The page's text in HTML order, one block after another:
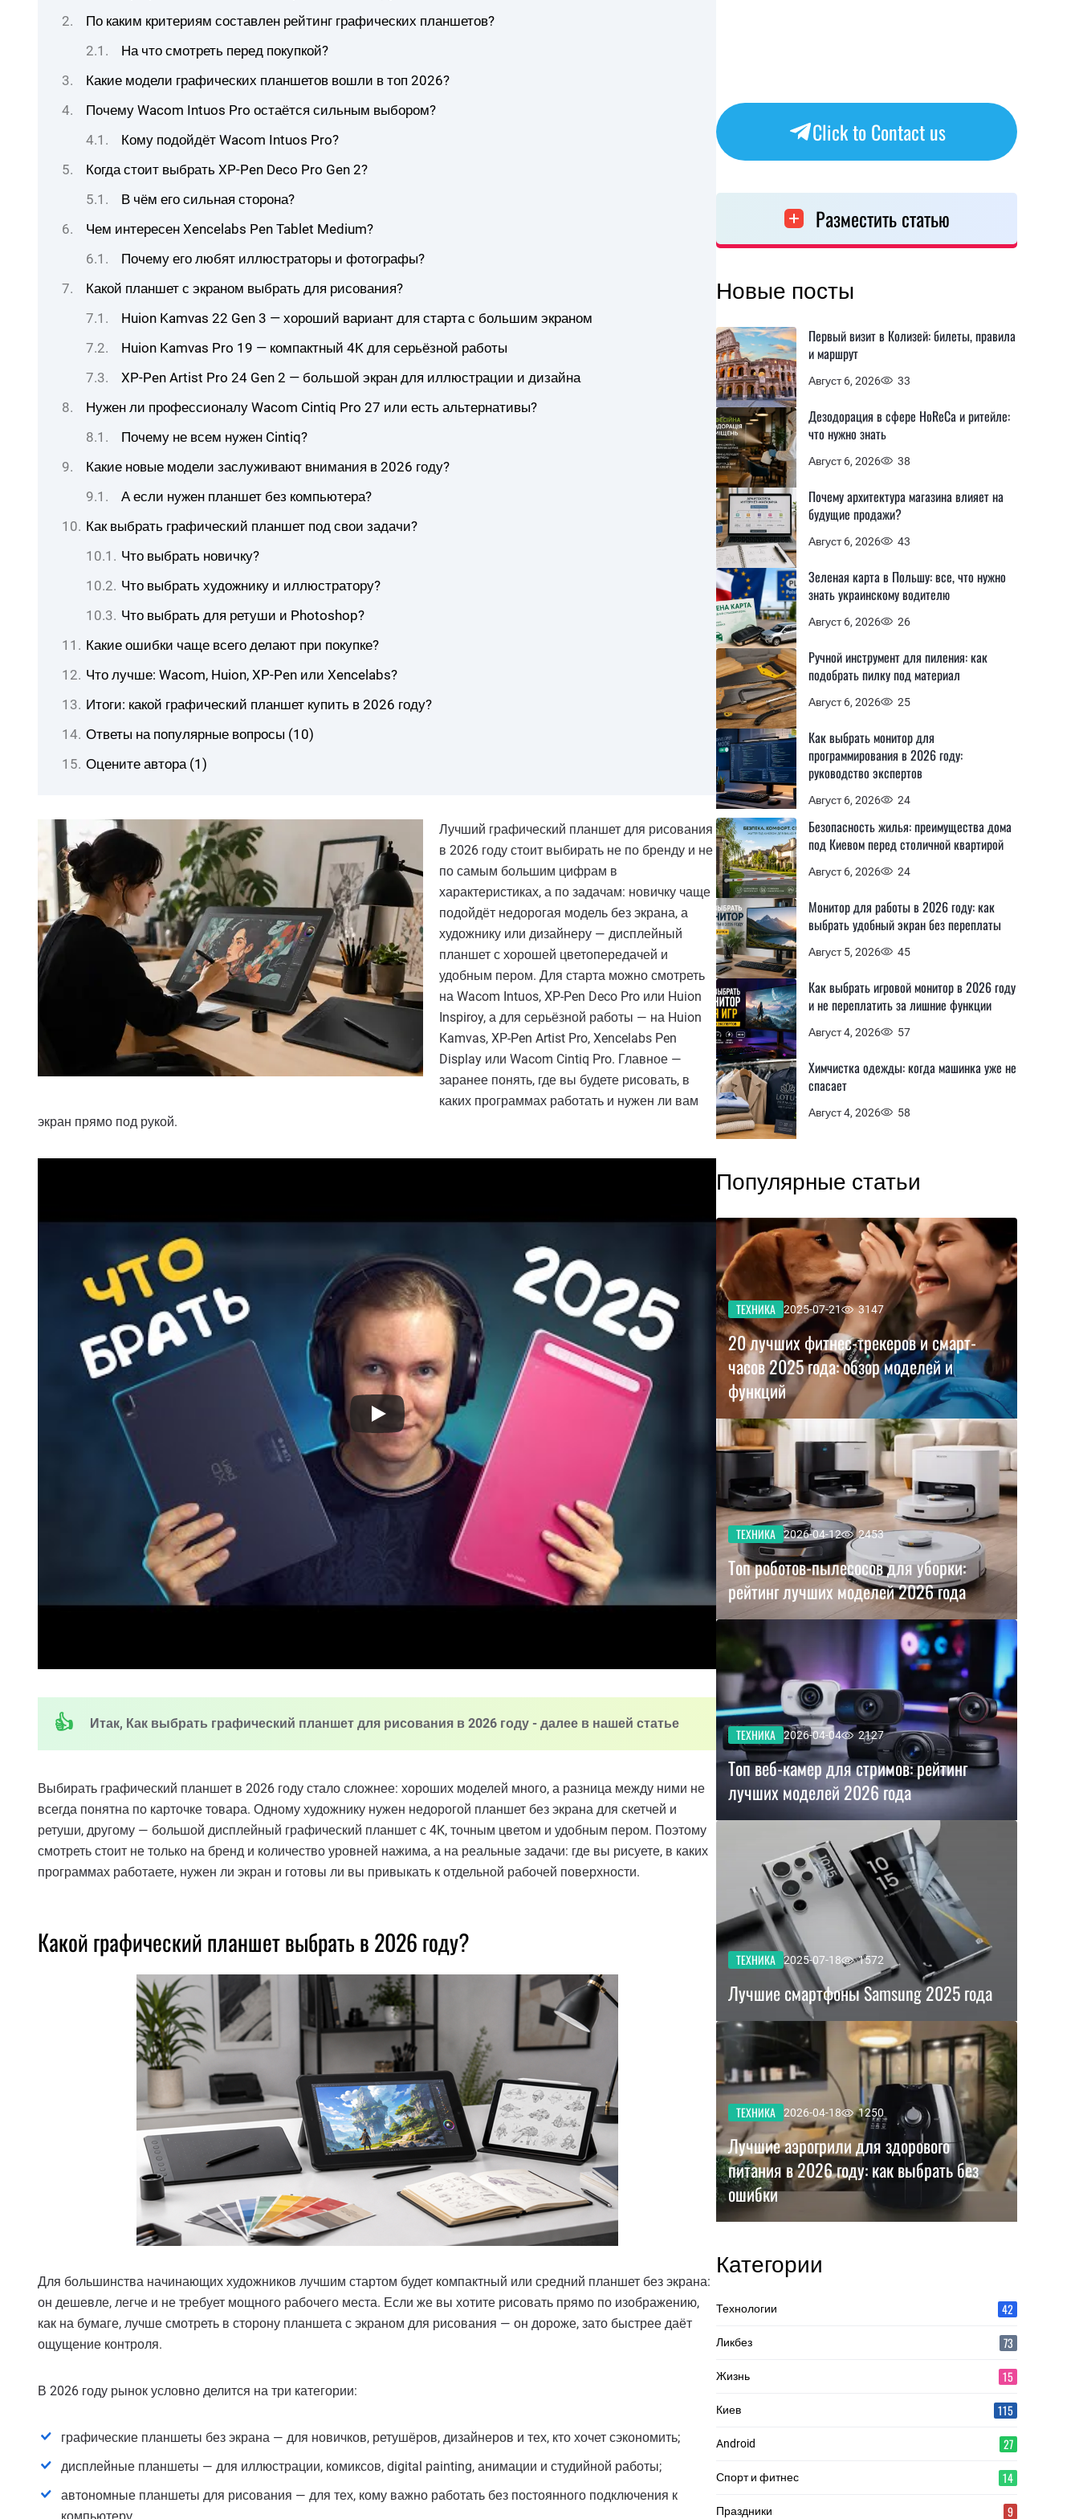
По каким критериям составлен рейтинг графических планшетов?
На что смотреть перед покупкой?
Какие модели графических планшетов вошли в топ 2026?
Почему Wacom Intuos Pro остаётся сильным выбором?
Кому подойдёт Wacom Intuos Pro?
Когда стоит выбрать XP-Pen Deco Pro Gen 2?
В чём его сильная сторона?
Чем интересен Xencelabs Pen Tablet Medium?
Почему его любят иллюстраторы и фотографы?
Какой планшет с экраном выбрать для рисования?
Huion Kamvas 22 Gen 3 — хороший вариант для старта с большим экраном
Huion Kamvas Pro 19 — компактный 4K для серьёзной работы
XP-Pen Artist Pro 24 Gen 2 — большой экран для иллюстрации и дизайна
Нужен ли профессионалу Wacom Cintiq Pro 27 или есть альтернативы?
Почему не всем нужен Cintiq?
Какие новые модели заслуживают внимания в 2026 году?
А если нужен планшет без компьютера?
Как выбрать графический планшет под свои задачи?
Что выбрать новичку?
Что выбрать художнику и иллюстратору?
Что выбрать для ретуши и Photoshop?
Какие ошибки чаще всего делают при покупке?
Что лучше: Wacom, Huion, XP-Pen или Xencelabs?
Итоги: какой графический планшет купить в 2026 году?
Ответы на популярные вопросы (10)
Оцените автора (1)
Лучший графический планшет для рисования
в 2026 году стоит выбирать не по бренду и не
по самым большим цифрам в
характеристиках, а по задачам: новичку чаще
подойдёт недорогая модель без экрана, а
художнику или дизайнеру — дисплейный
планшет с хорошей цветопередачей и
удобным пером. Для старта можно смотреть
на Wacom Intuos, XP-Pen Deco Pro или Huion
Inspiroy, а для серьёзной работы — на Huion
Kamvas, XP-Pen Artist Pro, Xencelabs Pen
Display или Wacom Cintiq Pro. Главное —
заранее понять, где вы будете рисовать, в
каких программах работать и нужен ли вам
экран прямо под рукой.
Итак, Как выбрать графический планшет для рисования в 2026 году - далее в нашей статье
Выбирать графический планшет в 2026 году стало сложнее: хороших моделей много, а разница между ними не
всегда понятна по карточке товара. Одному художнику нужен недорогой планшет без экрана для скетчей и
ретуши, другому — большой дисплейный графический планшет с 4K, точным цветом и удобным пером. Поэтому
смотреть стоит не только на бренд и количество уровней нажима, а на реальные задачи: где вы рисуете, в каких
программах работаете, нужен ли экран и готовы ли вы привыкать к отдельной рабочей поверхности.
Какой графический планшет выбрать в 2026 году?
Для большинства начинающих художников лучшим стартом будет компактный или средний планшет без экрана:
он дешевле, легче и не требует мощного рабочего места. Если же вы хотите рисовать прямо по изображению,
как на бумаге, лучше смотреть в сторону планшета с экраном для рисования — он дороже, зато быстрее даёт
ощущение контроля.
В 2026 году рынок условно делится на три категории:
графические планшеты без экрана — для новичков, ретушёров, дизайнеров и тех, кто хочет сэкономить;
дисплейные планшеты — для иллюстрации, комиксов, digital painting, анимации и студийной работы;
автономные планшеты для рисования — для тех, кому важно работать без постоянного подключения к
компьютеру.
Click to Contact us
Разместить статью
Новые посты
Август 6, 2026 33
Первый визит в Колизей: билеты, правила
и маршрут
Август 6, 2026 38
Дезодорация в сфере HoReCa и ритейле:
что нужно знать
Август 6, 2026 43
Почему архитектура магазина влияет на
будущие продажи?
Август 6, 2026 26
Зеленая карта в Польшу: все, что нужно
знать украинскому водителю
Август 6, 2026 25
Ручной инструмент для пиления: как
подобрать пилку под материал
Август 6, 2026 24
Как выбрать монитор для
программирования в 2026 году:
руководство экспертов
Август 6, 2026 24
Безопасность жилья: преимущества дома
под Киевом перед столичной квартирой
Август 5, 2026 45
Монитор для работы в 2026 году: как
выбрать удобный экран без переплаты
Август 4, 2026 57
Как выбрать игровой монитор в 2026 году
и не переплатить за лишние функции
Август 4, 2026 58
Химчистка одежды: когда машинка уже не
спасает
Популярные статьи
ТЕХНИКА 2025-07-21 3147
20 лучших фитнес-трекеров и смарт-
часов 2025 года: обзор моделей и
функций
ТЕХНИКА 2026-04-12 2453
Топ роботов-пылесосов для уборки:
рейтинг лучших моделей 2026 года
ТЕХНИКА 2026-04-04 2127
Топ веб-камер для стримов: рейтинг
лучших моделей 2026 года
ТЕХНИКА 2025-07-18 1572
Лучшие смартфоны Samsung 2025 года
ТЕХНИКА 2026-04-18 1250
Лучшие аэрогрили для здорового
питания в 2026 году: как выбрать без
ошибки
Категории
Технологии 42
Ликбез 73
Жизнь 15
Киев 115
Android 27
Спорт и фитнес 14
Праздники 9